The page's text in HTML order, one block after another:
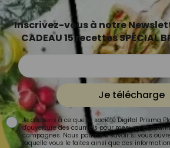
Inscrivez-vous à notre
CADEAU 15 recettes SPÉCIAL
Je télécharge
Je consens à ce que la société Digital Prisma
d'ouverture des courriels pour mesurer et
campagnes. Nous pourrons savoir si vous
laquelle vous le faites ainsi que des